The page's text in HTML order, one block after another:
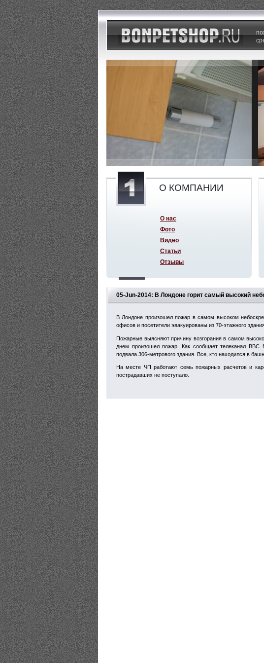
05-Jun-2014: В Лондоне горит самый высокий
В Лондоне произошел пожар в самом высоком
офисов и посетители эвакуированы из 70-этажного
Пожарные выясняют причину возгорания в самом
днем произошел пожар. Как сообщает телеканал
подвала 306-метрового здания. Все, кто находился в
На месте ЧП работают семь пожарных расчетов и
пострадавших не поступало.
О КОМПАНИИ
О нас
Фото
Видео
Статьи
Отзывы